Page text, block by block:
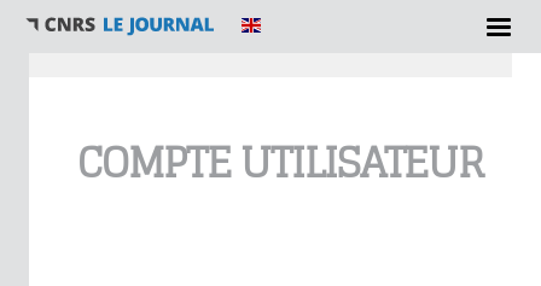
COMPTE UTILISATEUR